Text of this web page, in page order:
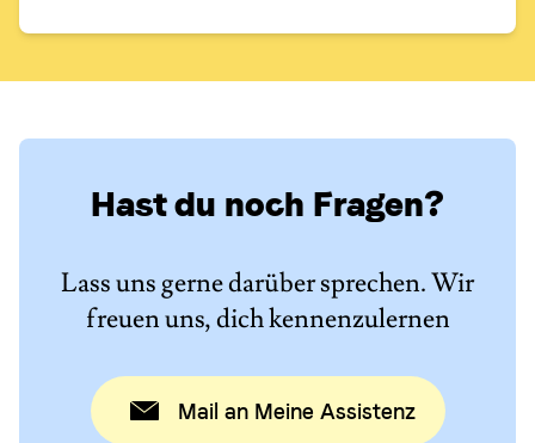
Hast du noch Fragen?
Lass uns gerne darüber sprechen. Wir
freuen uns, dich kennenzulernen
Mail an Meine Assistenz